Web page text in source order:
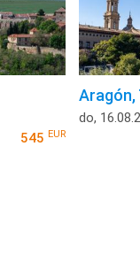
545 EUR
Aragón,
do,